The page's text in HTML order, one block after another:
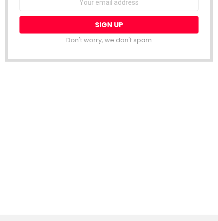
Don't worry, we don't spam